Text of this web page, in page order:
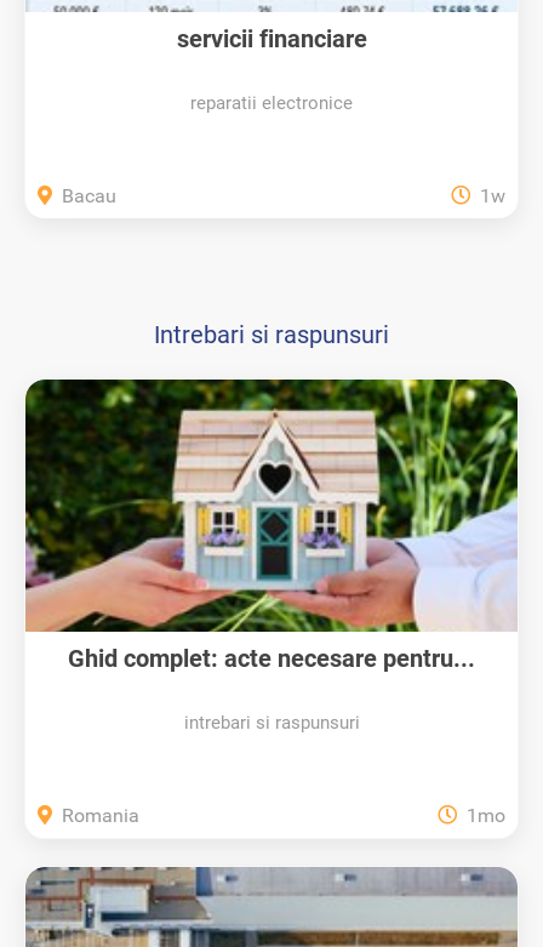
servicii financiare
reparatii electronice
Bacau 1w
Intrebari si raspunsuri
Ghid complet: acte necesare pentru...
intrebari si raspunsuri
Romania 1mo